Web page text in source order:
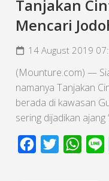
Tanjakan
Mencari
14 August 2019
(Mounture.com) —
namanya Tanjakan
berada di kawasan
sering dijadikan ajang
Facebook
Twitter